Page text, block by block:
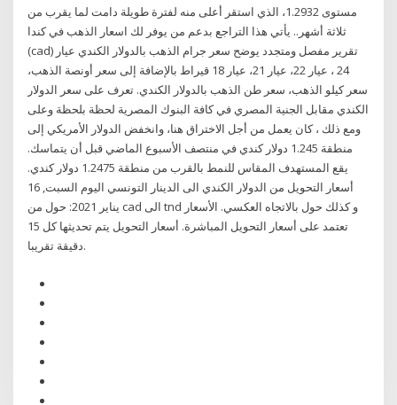
مستوى 1.2932، الذي استقر أعلى منه لفترة طويلة دامت لما يقرب من
ثلاثة أشهر.. يأتي هذا التراجع بدعم من يوفر لك اسعار الذهب في كندا
(cad) تقرير مفصل ومتجدد يوضح سعر جرام الذهب بالدولار الكندي عيار
24 ، عيار 22، عيار 21، عيار 18 قيراط بالإضافة إلى سعر أونصة الذهب،
سعر كيلو الذهب، سعر طن الذهب بالدولار الكندي. تعرف على سعر الدولار
الكندي مقابل الجنية المصري في كافة البنوك المصرية لحظة بلحظة وعلى
ومع ذلك ، كان يعمل من أجل الاختراق هنا، وانخفض الدولار الأمريكي إلى
منطقة 1.245 دولار كندي في منتصف الأسبوع الماضي قبل أن يتماسك.
يقع المستهدف المقاس للنمط بالقرب من منطقة 1.2475 دولار كندي.
أسعار التحويل من الدولار الكندي الى الدينار التونسي اليوم السبت, 16
يناير 2021: حول من cad الى tnd و كذلك حول بالاتجاه العكسي. الأسعار
تعتمد على أسعار التحويل المباشرة. أسعار التحويل يتم تحديثها كل 15
دقيقة تقريبا.